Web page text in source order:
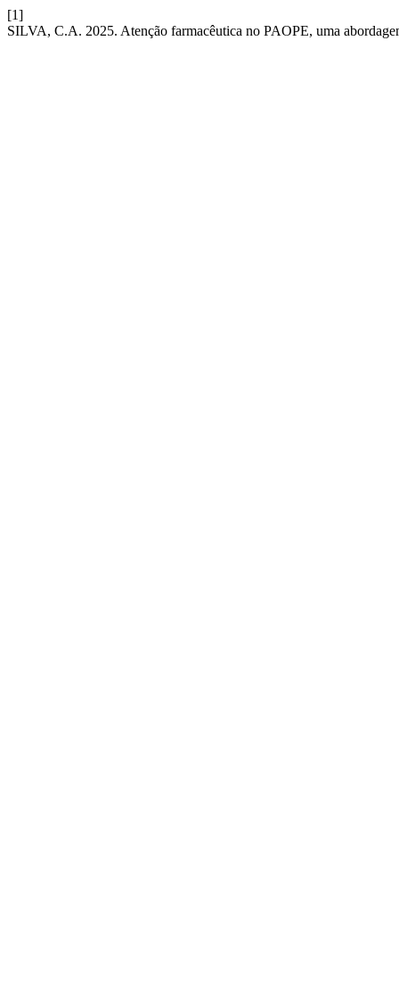
[1]
SILVA, C.A. 2025. Atenção farmacêutica no PAOPE, uma